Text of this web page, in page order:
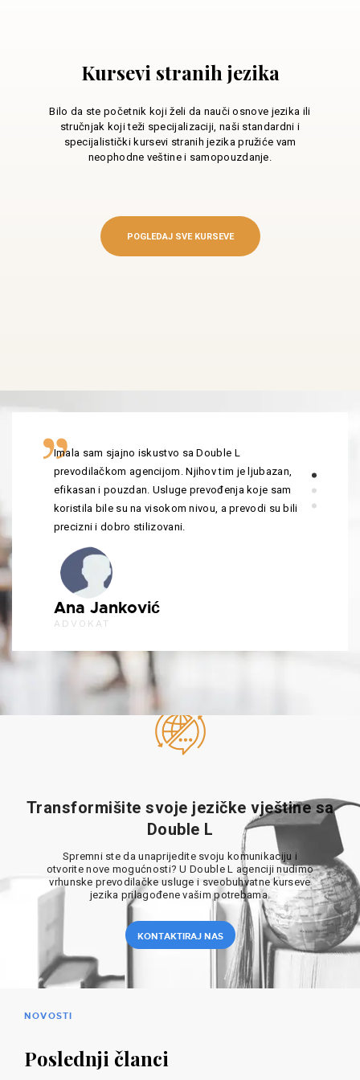
Kursevi stranih jezika
Bilo da ste početnik koji želi da nauči osnove jezika ili
stručnjak koji teži specijalizaciji, naši standardni i
specijalistički kursevi stranih jezika pružiće vam
neophodne veštine i samopouzdanje.
POGLEDAJ SVE KURSEVE
Imala sam sjajno iskustvo sa Double L
prevodilačkom agencijom. Njihov tim je ljubazan,
efikasan i pouzdan. Usluge prevođenja koje sam
koristila bile su na visokom nivou, a prevodi su bili
precizni i dobro stilizovani.
Ana Janković
ADVOKAT
Transformišite svoje jezičke vještine sa
Double L
Spremni ste da unaprijedite svoju komunikaciju i
otvorite nove mogućnosti? U Double L agenciji nudimo
vrhunske prevodilačke usluge i sveobuhvatne kurseve
jezika prilagođene vašim potrebama.
KONTAKTIRAJ NAS
NOVOSTI
Poslednji članci